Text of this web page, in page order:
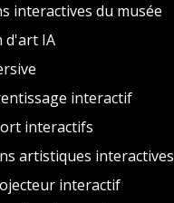
interactives du musée
d'art IA
interactif
interactifs
artistiques interactives
interactif